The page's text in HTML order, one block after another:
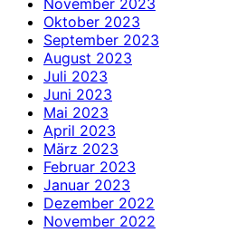
November 2023
Oktober 2023
September 2023
August 2023
Juli 2023
Juni 2023
Mai 2023
April 2023
März 2023
Februar 2023
Januar 2023
Dezember 2022
November 2022